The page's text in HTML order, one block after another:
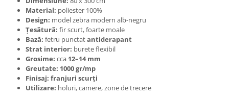
Material: poliester 100%
Design: model zebra modern alb-negru
Țesătură: fir scurt, foarte moale
Bază: fetru punctatantiderapant
Strat interior: burete flexibil
Grosime: cca 12–14 mm
Greutate: 1000 gr/mp
Finisaj: franjuri scurți
Utilizare: holuri, camere, zone de trecere